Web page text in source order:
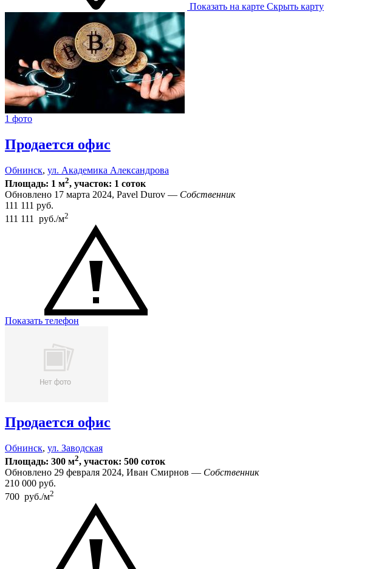
Показать на карте Скрыть карту
1 фото
Продается офис
Обнинск, ул. Академика Александрова
Площадь: 1 м2, участок: 1 соток
Обновлено 17 марта 2024, Pavel Durov — Собственник
111 111 руб.
111 111 руб./м2
Показать телефон
Продается офис
Обнинск, ул. Заводская
Площадь: 300 м2, участок: 500 соток
Обновлено 29 февраля 2024, Иван Смирнов — Собственник
210 000 руб.
700 руб./м2